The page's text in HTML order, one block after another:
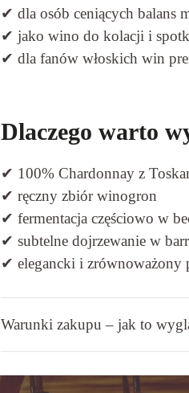
✔ dla osób ceniących balans
✔ jako wino do kolacji i
✔ dla fanów włoskich win
Dlaczego warto
✔ 100% Chardonnay z
✔ ręczny zbiór winogron
✔ fermentacja częściowo w
✔ subtelne dojrzewanie w
✔ elegancki i zrównoważony
Warunki zakupu – jak to